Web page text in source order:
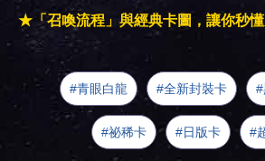
★「召喚流程」與經典卡圖，讓你秒懂
青眼白龍 全新封裝卡
祕稀卡 日版卡